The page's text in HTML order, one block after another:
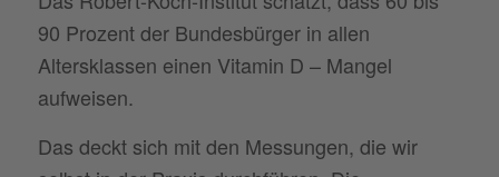
90 Prozent der Bundesbürger in allen
Altersklassen einen Vitamin D – Mangel
aufweisen.
Das deckt sich mit den Messungen, die wir